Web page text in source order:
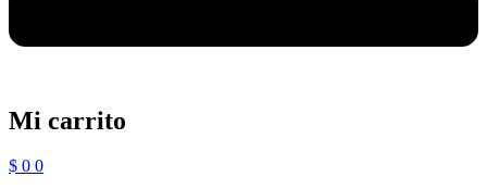
Mi carrito
$ 0 0